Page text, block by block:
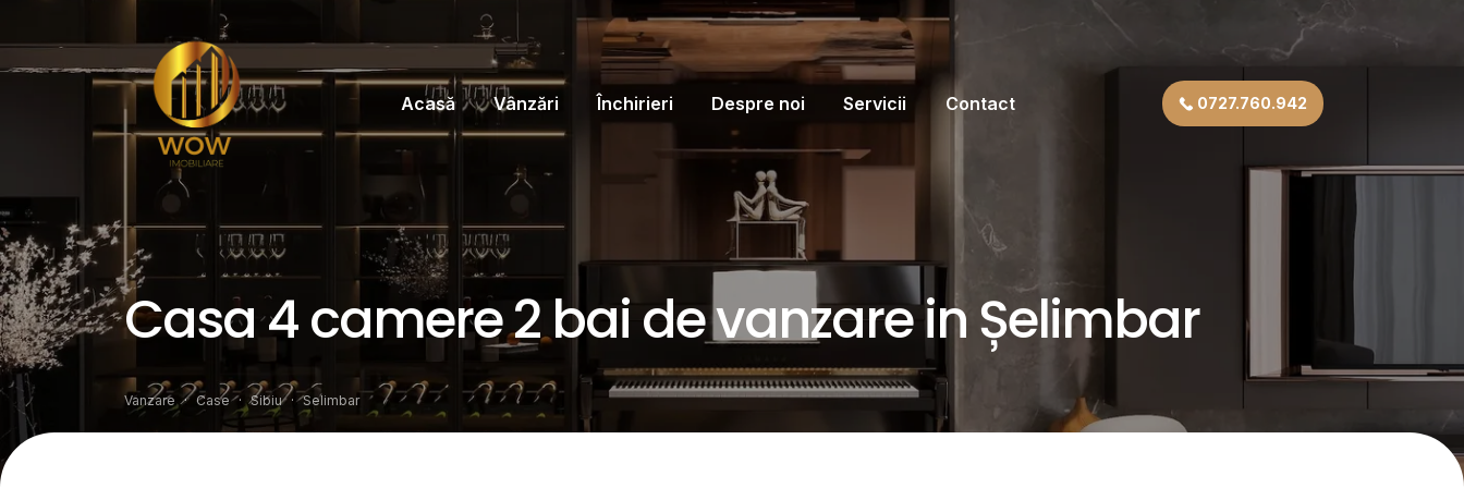
Acasă Vânzări Închirieri Despre noi Servicii Contact 0727.760.942
Casa 4 camere 2 bai de vanzare in Șelimbar
Vanzare Case Sibiu Selimbar